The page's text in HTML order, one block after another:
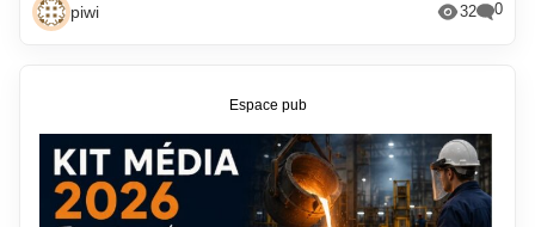
piwi 32 0
Espace pub